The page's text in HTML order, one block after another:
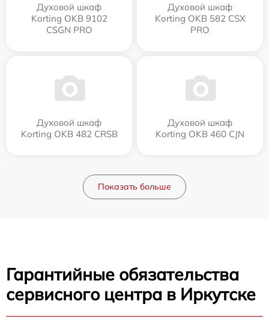
Духовой шкаф
Korting OKB 9102
CSGN PRO
Духовой шкаф
Korting OKB 582 CSX
PRO
Духовой шкаф
Korting OKB 482 CRSB
Духовой шкаф
Korting OKB 460 CJN
Показать больше
Гарантийные обязательства
сервисного центра в Иркутске